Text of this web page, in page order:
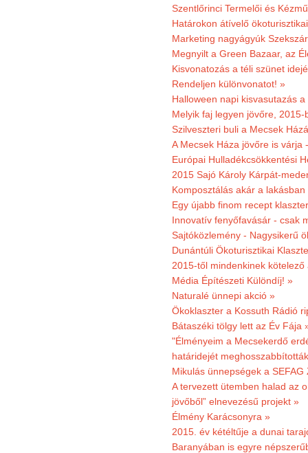
Szentlőrinci Termelői és
Határokon átívelő
Marketing nagyágyúk
Megnyilt a Green Bazaar, az
Kisvonatozás a téli szünet
Rendeljen különvonatot! »
Halloween napi kisvasutazás
Melyik faj legyen jövőre,
Szilveszteri buli a Mecsek
A Mecsek Háza jövőre is várja
Európai Hulladékcsökkentési
2015 Sajó Károly Kárpát-
Komposztálás akár a lakásban
Egy újabb finom recept
Innovatív fenyőfavásár - csak
Sajtóközlemény - Nagysikerű
Dunántúli Ökoturisztikai
2015-től mindenkinek
Média Építészeti Különdíj! »
Naturalé ünnepi akció »
Ökoklaszter a Kossuth Rádió
Bátaszéki tölgy lett az Év Fája
"Élményeim a Mecsekerdő
határidejét
Mikulás ünnepségek a SEFAG
A tervezett ütemben halad az
jövőből” elnevezésű projekt »
Élmény Karácsonyra »
2015. év kétéltűje a dunai
Baranyában is egyre